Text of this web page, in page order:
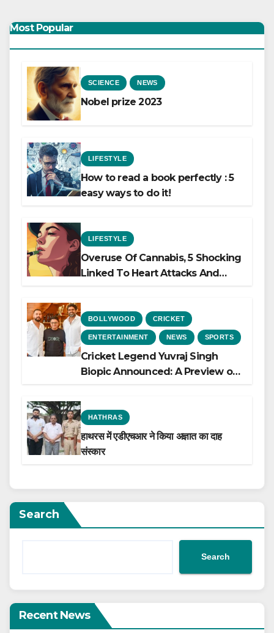
Most Popular
SCIENCE NEWS
Nobel prize 2023
LIFESTYLE
How to read a book perfectly : 5
easy ways to do it!
LIFESTYLE
Overuse Of Cannabis, 5 Shocking
Linked To Heart Attacks And
BOLLYWOOD CRICKET
ENTERTAINMENT NEWS SPORTS
Cricket Legend Yuvraj Singh
Biopic Announced: A Preview of
HATHRAS
हाथरस में एडीएचआर ने किया अज्ञात का दाह
संस्कार
Search
Search
Recent News